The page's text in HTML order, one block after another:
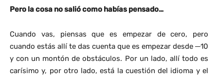
Pero la cosa no salió como habías pensado…
Cuando vas, piensas que es empezar de cero, pero
cuando estás allí te das cuenta que es empezar desde ─10
y con un montón de obstáculos. Por un lado, allí todo es
carísimo y, por otro lado, está la cuestión del idioma y el